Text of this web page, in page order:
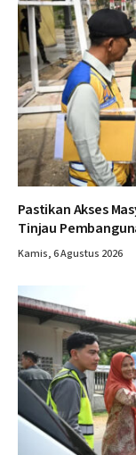
Pastikan Akses
Tinjau
Kamis, 6 Agustus 2026